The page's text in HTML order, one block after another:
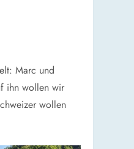
Marc und
ihn wollen wir
wollen